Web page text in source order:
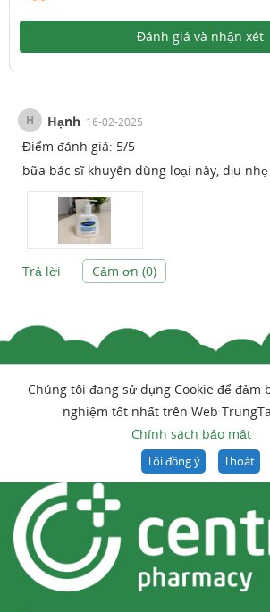
Đánh giá và nhận xét
H Hạnh 16-02-2025
Điểm đánh giá: 5/5
bữa bác sĩ khuyên dùng loại này, dịu
Trả lời Cảm ơn (0)
Chúng tôi đang sử dụng Cookie để đảm
nghiệm tốt nhất trên Web
Chính sách bảo mật
Tôi đồng ý Thoát